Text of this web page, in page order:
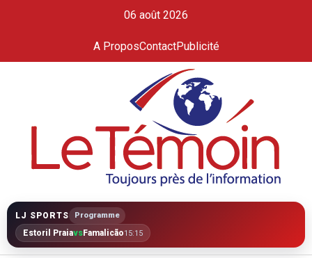
06 août 2026
A ProposContactPublicité
LJ SPORTS Programme
Estoril PraiavsFamalicão15:15